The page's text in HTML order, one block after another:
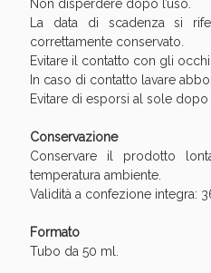
Non disperdere dopo l’uso.
La data di scadenza si
correttamente conservato.
Evitare il contatto con gli occhi.
In caso di contatto lavare
Evitare di esporsi al sole
Conservazione
Conservare il prodotto
temperatura ambiente.
Validità a confezione integra:
Formato
Tubo da 50 ml.
Vie Urinarie e Prostata: